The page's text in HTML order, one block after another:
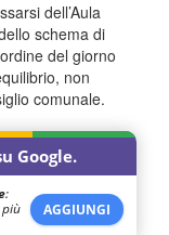
dell’Aula
schema di
del giorno
non
comunale.
Google.
:
AGGIUNGI